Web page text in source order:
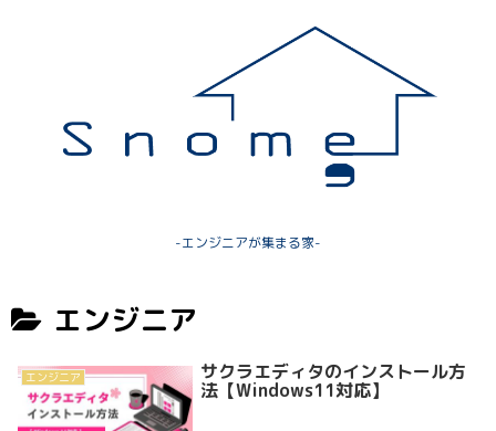
-エンジニアが集まる家-
エンジニア
エンジニア サクラエディタのインストール方
法【Windows11対応】